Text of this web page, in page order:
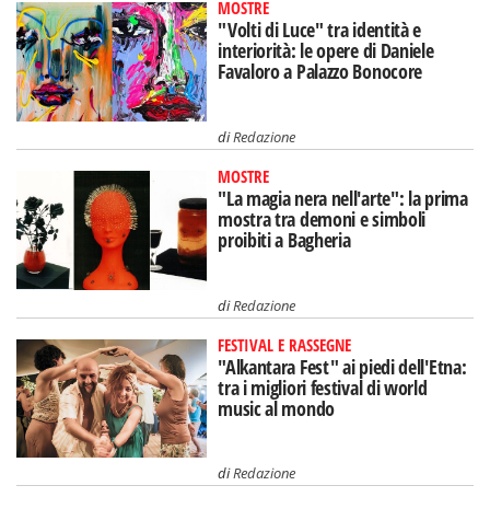
MOSTRE
"Volti di Luce" tra identità e
interiorità: le opere di Daniele
Favaloro a Palazzo Bonocore
diRedazione
MOSTRE
"La magia nera nell'arte": la prima
mostra tra demoni e simboli
proibiti a Bagheria
diRedazione
FESTIVAL E RASSEGNE
"Alkantara Fest" ai piedi dell'Etna:
tra i migliori festival di world
music al mondo
diRedazione